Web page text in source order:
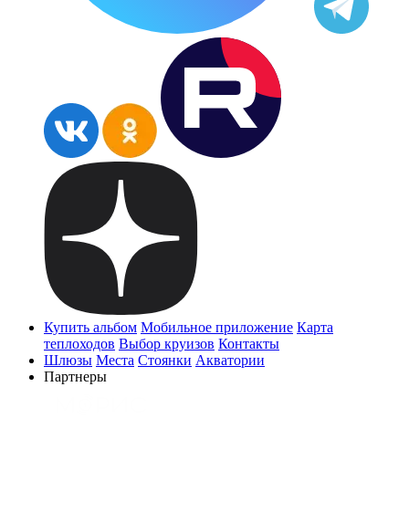
Купить альбом Мобильное приложение Карта
теплоходов Выбор круизов Контакты
Шлюзы Места Стоянки Акватории
Партнеры